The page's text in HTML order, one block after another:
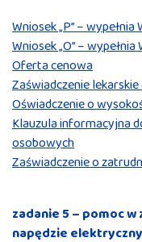
Wniosek „P” –
Wniosek „O” –
Oferta cenowa
Zaświadczenie
Oświadczenie o
Klauzula informacyjna
osobowych
Zaświadczenie o
zadanie 5 – pomoc
napędzie